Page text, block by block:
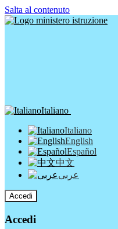
Salta al contenuto
Italiano
Italiano
English
Español
中文
عربى
Accedi
Accedi